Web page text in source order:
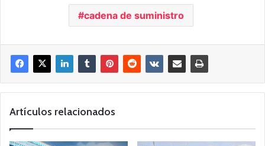
cadena de suministro
Artículos relacionados